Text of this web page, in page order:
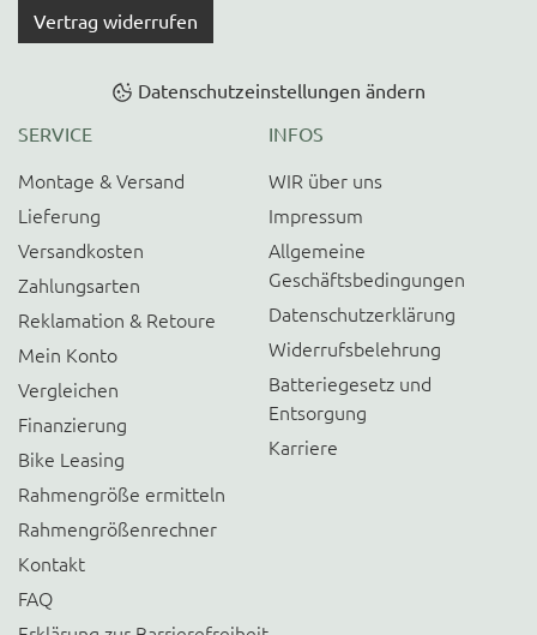
Vertrag widerrufen
Datenschutzeinstellungen ändern
SERVICE
Montage & Versand
Lieferung
Versandkosten
Zahlungsarten
Reklamation & Retoure
Mein Konto
Vergleichen
Finanzierung
Bike Leasing
Rahmengröße ermitteln
Rahmengrößenrechner
Kontakt
FAQ
INFOS
WIR über uns
Impressum
Allgemeine
Geschäftsbedingungen
Datenschutzerklärung
Widerrufsbelehrung
Batteriegesetz und
Entsorgung
Karriere